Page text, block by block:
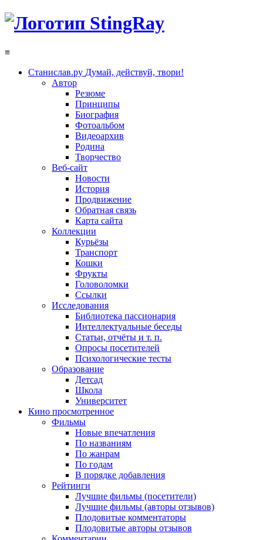
≡
Станислав.ру Думай, действуй, твори!
Автор
Резюме
Принципы
Биография
Фотоальбом
Видеоархив
Родина
Творчество
Веб-сайт
Новости
История
Продвижение
Обратная связь
Карта сайта
Коллекции
Курьёзы
Транспорт
Кошки
Фрукты
Головоломки
Ссылки
Исследования
Библиотека пассионария
Интеллектуальные беседы
Статьи, отчёты и т. п.
Опросы посетителей
Психологические тесты
Образование
Детсад
Школа
Университет
Кино просмотренное
Фильмы
Новые впечатления
По названиям
По жанрам
По годам
В порядке добавления
Рейтинги
Лучшие фильмы (посетители)
Лучшие фильмы (авторы отзывов)
Плодовитые комментаторы
Плодовитые авторы отзывов